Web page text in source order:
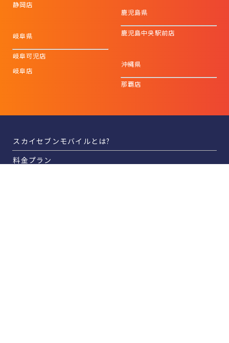
静岡店
岐阜県
岐阜可児店
岐阜店
鹿児島県
鹿児島中央駅前店
沖縄県
那覇店
スカイセブンモバイルとは?
料金プラン